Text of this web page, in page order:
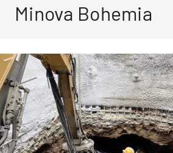
Minova Bohemia